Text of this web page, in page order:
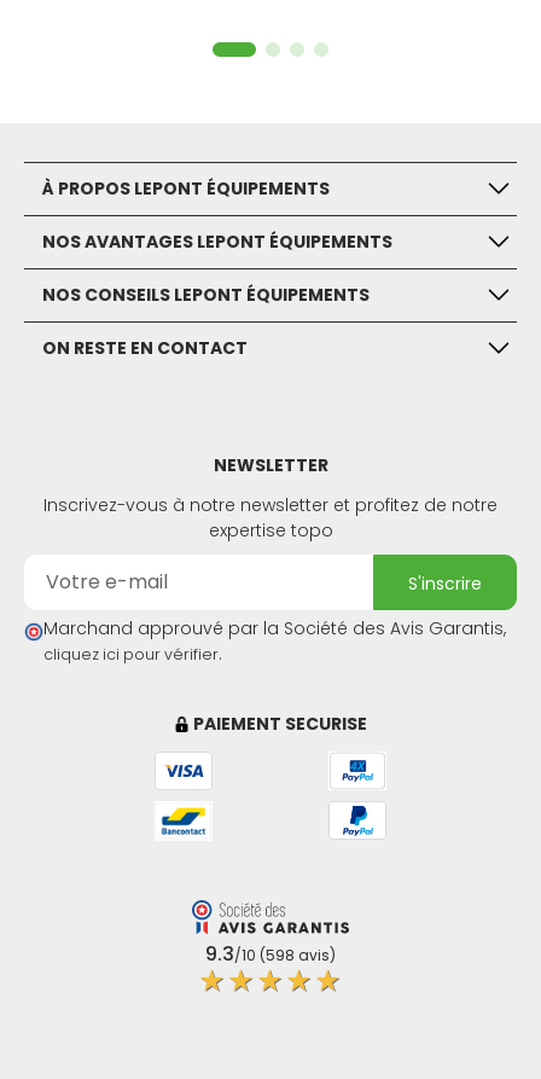
(4 avis)
À PROPOS LEPONT ÉQUIPEMENTS
NOS AVANTAGES LEPONT ÉQUIPEMENTS
NOS CONSEILS LEPONT ÉQUIPEMENTS
ON RESTE EN CONTACT
PAIEMENT SECURISE
9.3/10 (598 avis)
★★★★★
NEWSLETTER
Inscrivez-vous à notre newsletter et profitez de notre
expertise topo
s'inscrire
Marchand approuvé par la Société des Avis Garantis,
cliquez ici pour vérifier.